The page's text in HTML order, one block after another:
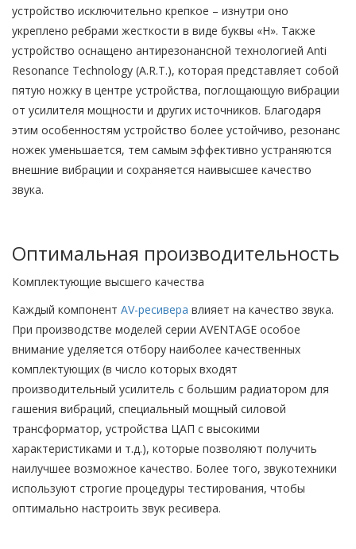
устройство исключительно крепкое – изнутри оно
укреплено ребрами жесткости в виде буквы «Н». Также
устройство оснащено антирезонансной технологией Anti
Resonance Technology (A.R.T.), которая представляет собой
пятую ножку в центре устройства, поглощающую вибрации
от усилителя мощности и других источников. Благодаря
этим особенностям устройство более устойчиво, резонанс
ножек уменьшается, тем самым эффективно устраняются
внешние вибрации и сохраняется наивысшее качество
звука.
Оптимальная производительность
Комплектующие высшего качества
Каждый компонент AV-ресивера влияет на качество звука.
При производстве моделей серии AVENTAGE особое
внимание уделяется отбору наиболее качественных
комплектующих (в число которых входят
производительный усилитель с большим радиатором для
гашения вибраций, специальный мощный силовой
трансформатор, устройства ЦАП с высокими
характеристиками и т.д.), которые позволяют получить
наилучшее возможное качество. Более того, звукотехники
используют строгие процедуры тестирования, чтобы
оптимально настроить звук ресивера.